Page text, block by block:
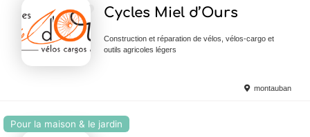
Cycles Miel d’Ours
Construction et réparation de vélos, vélos-cargo et
outils agricoles légers
montauban
Pour la maison & le jardin